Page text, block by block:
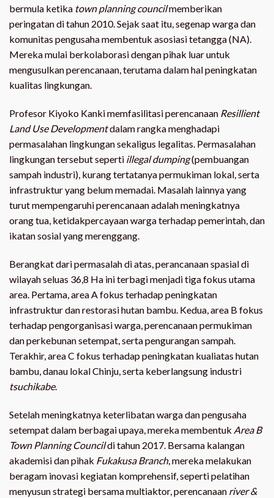
bermula ketika town planning councilmemberikan
peringatan di tahun 2010. Sejak saat itu, segenap warga dan
komunitas pengusaha membentuk asosiasi tetangga (NA).
Mereka mulai berkolaborasi dengan pihak luar untuk
mengusulkan perencanaan, terutama dalam hal peningkatan
kualitas lingkungan.
Profesor Kiyoko Kanki memfasilitasi perencanaan Resillient
Land Use Developmentdalam rangka menghadapi
permasalahan lingkungan sekaligus legalitas. Permasalahan
lingkungan tersebut seperti illegal dumping(pembuangan
sampah industri), kurang tertatanya permukiman lokal, serta
infrastruktur yang belum memadai. Masalah lainnya yang
turut mempengaruhi perencanaan adalah meningkatnya
orang tua, ketidakpercayaan warga terhadap pemerintah, dan
ikatan sosial yang merenggang.
Berangkat dari permasalah di atas, perancanaan spasial di
wilayah seluas 36,8 Ha ini terbagi menjadi tiga fokus utama
area. Pertama, area A fokus terhadap peningkatan
infrastruktur dan restorasi hutan bambu. Kedua, area B fokus
terhadap pengorganisasi warga, perencanaan permukiman
dan perkebunan setempat, serta pengurangan sampah.
Terakhir, area C fokus terhadap peningkatan kualiatas hutan
bambu, danau lokal Chinju, serta keberlangsung industri
tsuchikabe.
Setelah meningkatnya keterlibatan warga dan pengusaha
setempat dalam berbagai upaya, mereka membentuk Area B
Town Planning Councildi tahun 2017. Bersama kalangan
akademisi dan pihak Fukakusa Branch, mereka melakukan
beragam inovasi kegiatan komprehensif, seperti pelatihan
menyusun strategi bersama multiaktor, perencanaan river &